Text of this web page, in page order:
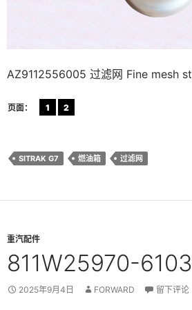
AZ9112556005 过滤网 Fine mesh
页面： 1 2
SITRAK G7 燃油箱 过滤网
重汽配件
811W25970-6103
2025年9月4日 FORWARD 留下评论